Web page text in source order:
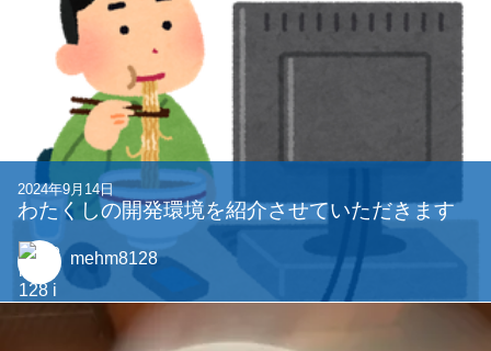
2024年9月14日
わたくしの開発環境を紹介させていただきます
mehm8128